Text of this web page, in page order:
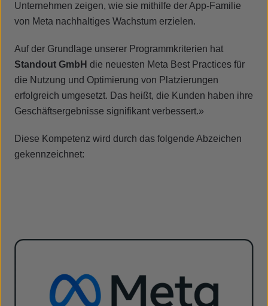
Unternehmen zeigen, wie sie mithilfe der App-Familie
von Meta nachhaltiges Wachstum erzielen.
Auf der Grundlage unserer Programmkriterien hat
Standout GmbH die neuesten Meta Best Practices für
die Nutzung und Optimierung von Platzierungen
erfolgreich umgesetzt. Das heißt, die Kunden haben ihre
Geschäftsergebnisse signifikant verbessert.»
Diese Kompetenz wird durch das folgende Abzeichen
gekennzeichnet: